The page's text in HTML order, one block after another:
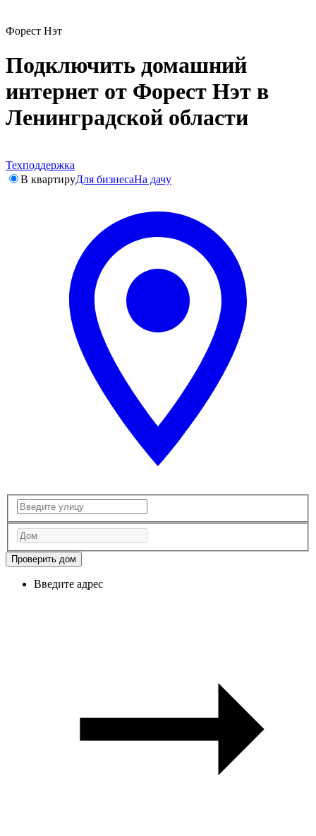
Форест Нэт
Подключить домашний
интернет от Форест Нэт в
Ленинградской области
Техподдержка
В квартируДля бизнесаНа дачу
Проверить дом
Введите адрес